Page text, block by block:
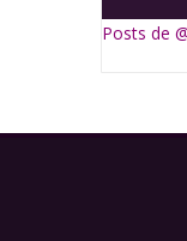
Posts de